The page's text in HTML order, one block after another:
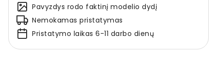
Pavyzdys rodo faktinį modelio dydį
Nemokamas pristatymas
Pristatymo laikas 6-11 darbo dienų